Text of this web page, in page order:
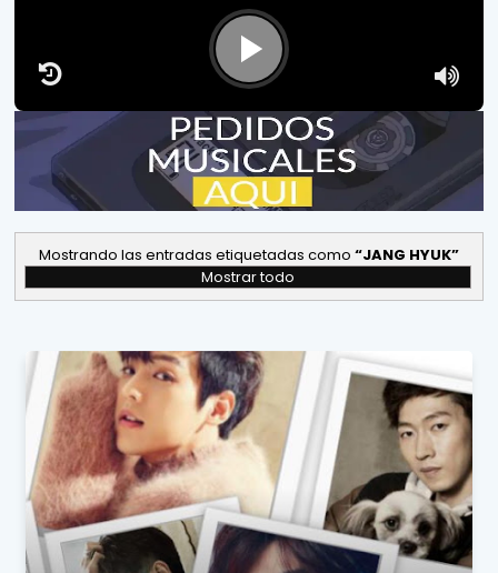
Mostrando las entradas etiquetadas como
JANG HYUK
Mostrar todo